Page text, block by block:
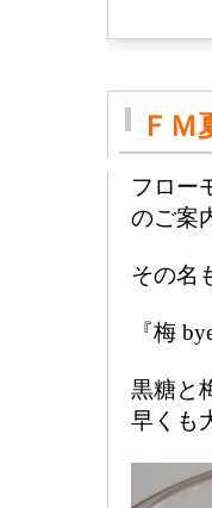
Ｆ
フロー
のご案
その名
『梅
黒糖と
早くも